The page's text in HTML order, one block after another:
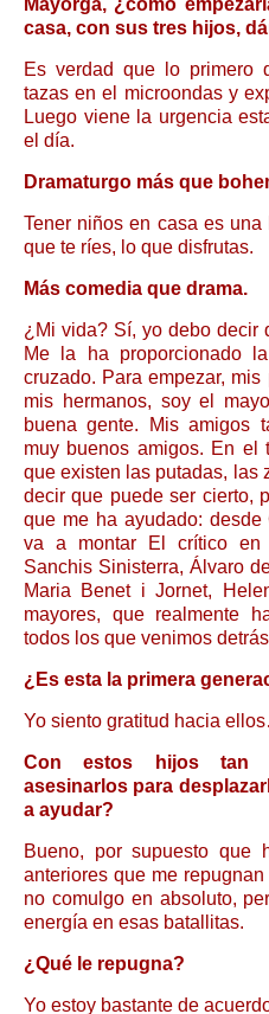
Mayorga, ¿cómo
casa, con sus tres hijos,
Es verdad que lo primero
tazas en el microondas y
Luego viene la urgencia
el día.
Dramaturgo más que
Tener niños en casa es
que te ríes, lo que disfrutas.
Más comedia que drama.
¿Mi vida? Sí, yo debo decir
Me la ha proporcionado
cruzado. Para empezar,
mis hermanos, soy el
buena gente. Mis amigos
muy buenos amigos. En el
que existen las putadas, las
decir que puede ser cierto,
que me ha ayudado:
va a montar El crítico en
Sanchis Sinisterra, Álvaro
Maria Benet i Jornet,
mayores, que realmente
todos los que venimos
¿Es esta la primera
Yo siento gratitud hacia
Con estos hijos tan
asesinarlos para
a ayudar?
Bueno, por supuesto que
anteriores que me
no comulgo en absoluto,
energía en esas batallitas.
¿Qué le repugna?
Yo estoy bastante de